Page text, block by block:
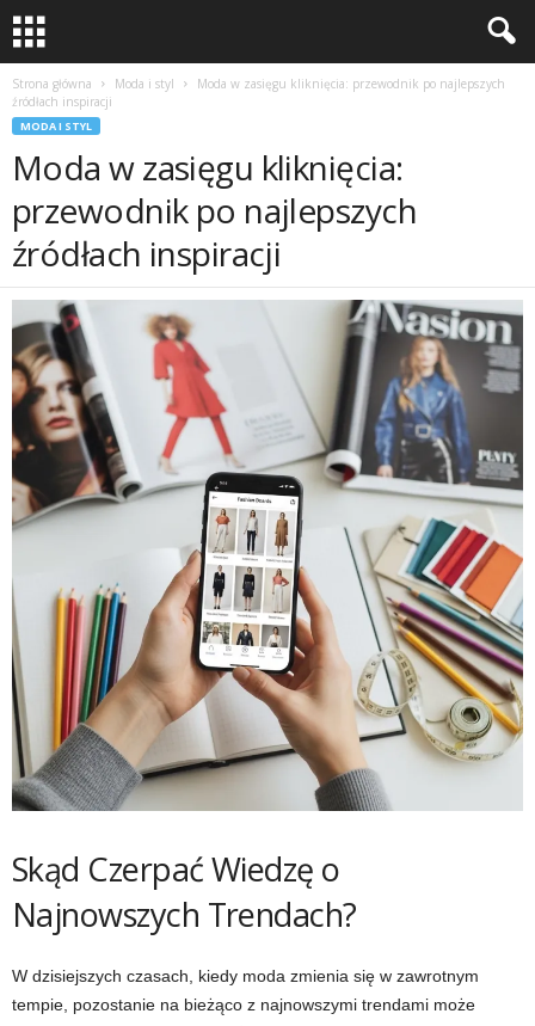
Strona główna Moda i styl
Moda w zasięgu kliknięcia: przewodnik po najlepszych
źródłach inspiracji
MODA I STYL
Moda w zasięgu kliknięcia:
przewodnik po najlepszych
źródłach inspiracji
Skąd Czerpać Wiedzę o
Najnowszych Trendach?
W dzisiejszych czasach, kiedy moda zmienia się w zawrotnym
tempie, pozostanie na bieżąco z najnowszymi trendami może